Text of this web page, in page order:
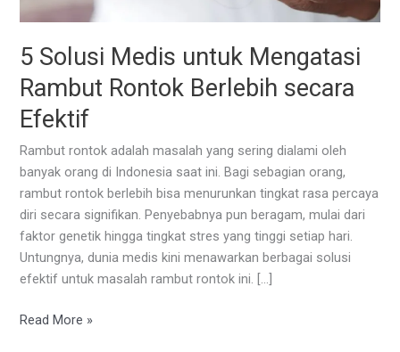
5 Solusi Medis untuk Mengatasi
Rambut Rontok Berlebih secara
Efektif
Rambut rontok adalah masalah yang sering dialami oleh
banyak orang di Indonesia saat ini. Bagi sebagian orang,
rambut rontok berlebih bisa menurunkan tingkat rasa percaya
diri secara signifikan. Penyebabnya pun beragam, mulai dari
faktor genetik hingga tingkat stres yang tinggi setiap hari.
Untungnya, dunia medis kini menawarkan berbagai solusi
efektif untuk masalah rambut rontok ini. […]
5
Read More »